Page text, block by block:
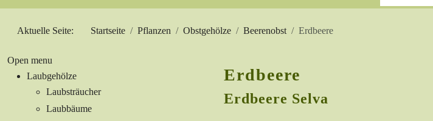
Aktuelle Seite: Startseite Pflanzen Obstgehölze Beerenobst Erdbeere
Open menu
Laubgehölze
Laubsträucher
Laubbäume
Erdbeere
Erdbeere Selva